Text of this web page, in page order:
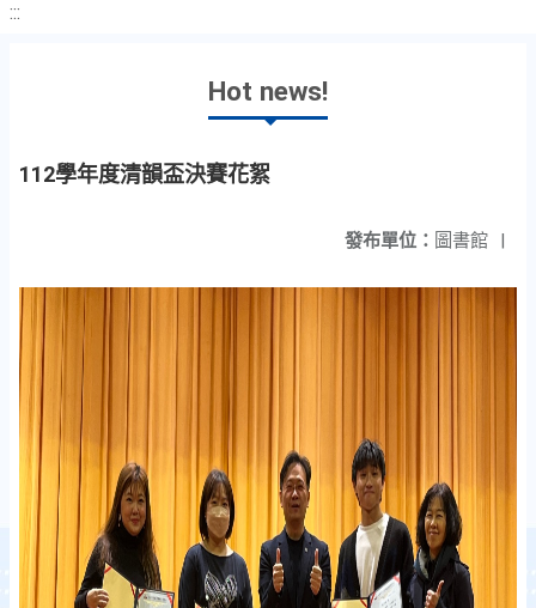
:::
Hot news!
112學年度清韻盃決賽花絮
發布單位： 圖書館 |